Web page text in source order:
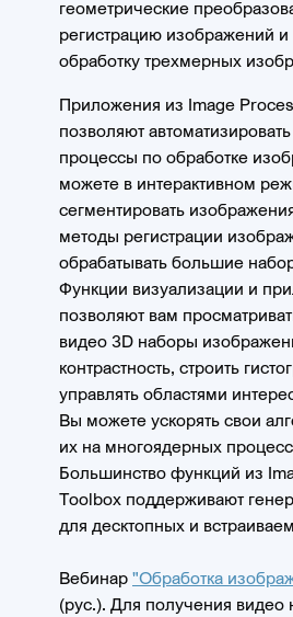
геометрические
регистрацию изображений и
обработку трехмерных
Приложения из Image
позволяют
процессы по обработке
можете в интерактивном
сегментировать
методы регистрации
обрабатывать большие
Функции визуализации и
позволяют вам
видео 3D наборы
контрастность, строить
управлять областями
Вы можете ускорять свои
их на многоядерных
Большинство функций из
Toolbox поддерживают
для десктопных и
Вебинар "Обработка
(рус.). Для получения видео